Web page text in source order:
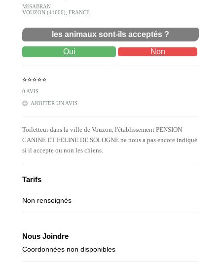
MISABRAN
VOUZON (41600), FRANCE
les animaux sont-ils acceptés ?
Oui Non
⭐⭐⭐⭐⭐
0 AVIS
AJOUTER UN AVIS
Toiletteur dans la ville de Vouzon, l'établissement PENSION
CANINE ET FELINE DE SOLOGNE ne nous a pas encore indiqué
si il accepte ou non les chiens.
Tarifs
Non renseignés
Nous Joindre
Coordonnées non disponibles